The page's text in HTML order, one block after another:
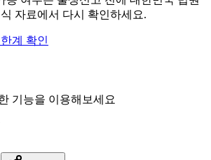
자료에서 다시 확인하세요.
계 확인
기능을 이용해보세요